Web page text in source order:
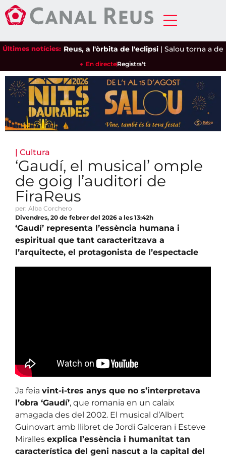
Últimes notícies:Reus, a l'òrbita de l'eclipsi|Salou torna a
En directeRegistra't
| Cultura
‘Gaudí, el musical’ omple
de goig l’auditori de
FiraReus
per: Alba Corchero
Divendres, 20 de febrer del 2026 a les 13:42h
‘Gaudí’ representa l’essència humana i
espiritual que tant caracteritzava a
l’arquitecte, el protagonista de l’espectacle
Ja feia vint-i-tres anys que no s’interpretava
l’obra ‘Gaudí’, que romania en un calaix
amagada des del 2002. El musical d’Albert
Guinovart amb llibret de Jordi Galceran i Esteve
Miralles explica l’essència i humanitat tan
característica del geni nascut a la capital del